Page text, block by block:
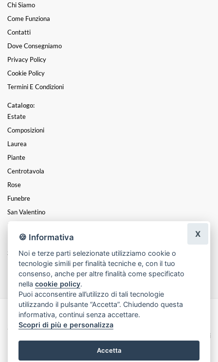
Chi Siamo
Come Funziona
Contatti
Dove Consegniamo
Privacy Policy
Cookie Policy
Termini E Condizioni
Catalogo:
Estate
Composizioni
Laurea
Piante
Centrotavola
Rose
Funebre
San Valentino
Festa Della Donna
Festa Del Papà
Santa Pasqua
Festa Della Mamma
Made with byInfoser.it- Realizzazione Siti ecommerce per Fioristi
2026
Termini e Condizioni
🍪 Informativa
Noi e terze parti selezionate utilizziamo cookie o
tecnologie simili per finalità tecniche e, con il tuo
consenso, anche per altre finalità come specificato
nellacookie policy.
Puoi acconsentire all’utilizzo di tali tecnologie
utilizzando il pulsante “Accetta”. Chiudendo questa
informativa, continui senza accettare.
Scopri di più e personalizza
Accetta
X